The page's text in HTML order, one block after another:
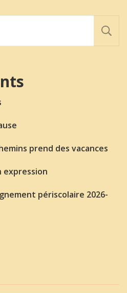
prend des vacances
expression
périscolaire 2026-